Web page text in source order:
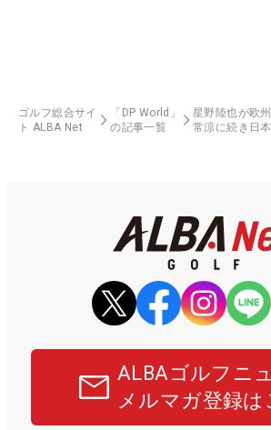
ゴルフ総合サイ
ト ALBA Net
「DP World」
の記事一覧
星野陸也が欧
常涼に続き日
ALBAゴルフニ
メルマガ登録は